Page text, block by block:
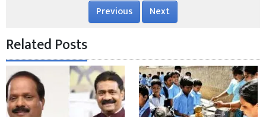
Previous Next
Related Posts